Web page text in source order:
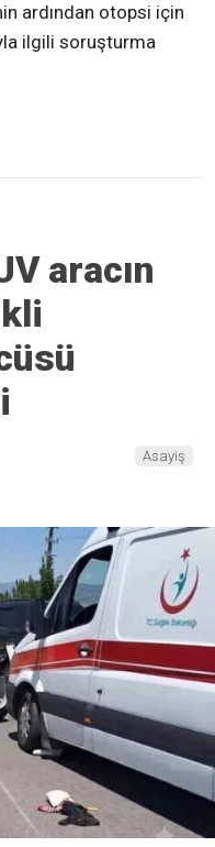
ardından otopsi için
ilgili soruşturma
aracın
Asayiş